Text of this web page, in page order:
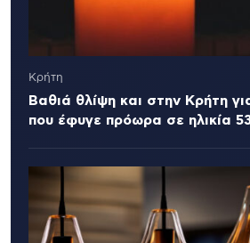
Κρήτη
Βαθιά θλίψη και στην Κρήτη
που έφυγε πρόωρα σε ηλικία